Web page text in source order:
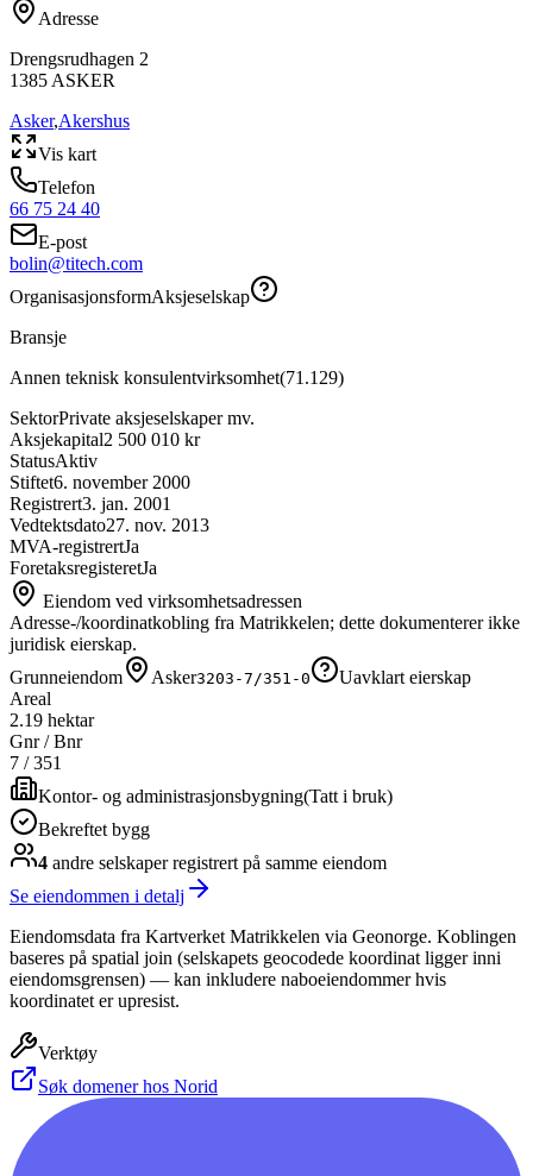
Adresse
Drengsrudhagen 2
1385ASKER
Asker,Akershus
Vis kart
Telefon
66 75 24 40
E-post
bolin@titech.com
OrganisasjonsformAksjeselskap
Bransje
Annen teknisk konsulentvirksomhet(71.129)
SektorPrivate aksjeselskaper mv.
Aksjekapital2 500 010 kr
StatusAktiv
Stiftet6. november 2000
Registrert3. jan. 2001
Vedtektsdato27. nov. 2013
MVA-registrertJa
ForetaksregisteretJa
Eiendom ved virksomhetsadressen
Adresse-/koordinatkobling fra Matrikkelen; dette dokumenterer ikke
juridisk eierskap.
Grunneiendom
Asker3203-7/351-0
Uavklart eierskap
Areal
2.19 hektar
Gnr / Bnr
7 /351
Kontor- og administrasjonsbygning(Tatt i bruk)
Bekreftet bygg
4 andre selskaperregistrert på samme eiendom
Se eiendommen i detalj
Eiendomsdata fra Kartverket Matrikkelen via Geonorge. Koblingen
baseres på spatial join (selskapets geocodede koordinat ligger inni
eiendomsgrensen) — kan inkludere naboeiendommer hvis
koordinatet er upresist.
Verktøy
Søk domener hos Norid